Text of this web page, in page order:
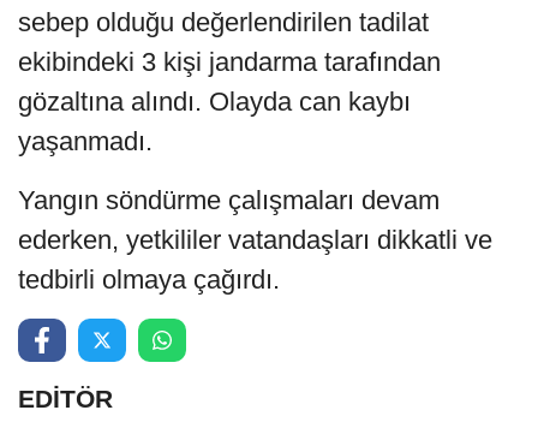
sebep olduğu değerlendirilen tadilat
ekibindeki 3 kişi jandarma tarafından
gözaltına alındı. Olayda can kaybı
yaşanmadı.
Yangın söndürme çalışmaları devam
ederken, yetkililer vatandaşları dikkatli ve
tedbirli olmaya çağırdı.
EDİTÖR